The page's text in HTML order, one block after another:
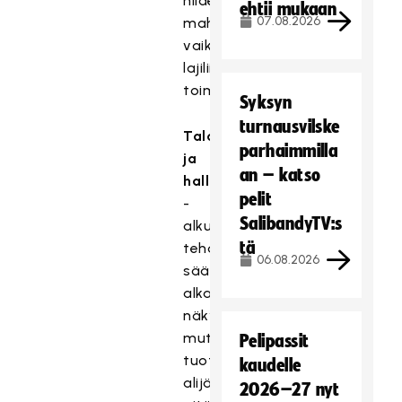
mahdollisista
vaikutuksista
lajiliittojen
toimintaan
Talous
ja
hallinto
-
alkuvuonna
tehdyt
säästöt
alkavat
näkyä,
mutta
tuottojen
alijäämä
ehtii mukaan
07.08.2026
Syksyn
turnausvilske
parhaimmilla
an – katso
pelit
SalibandyTV:s
tä
06.08.2026
Pelipassit
kaudelle
2026–27 nyt